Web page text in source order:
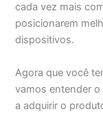
cada vez mais
posicionarem
dispositivos.
Agora que você
vamos entender o
a adquirir o